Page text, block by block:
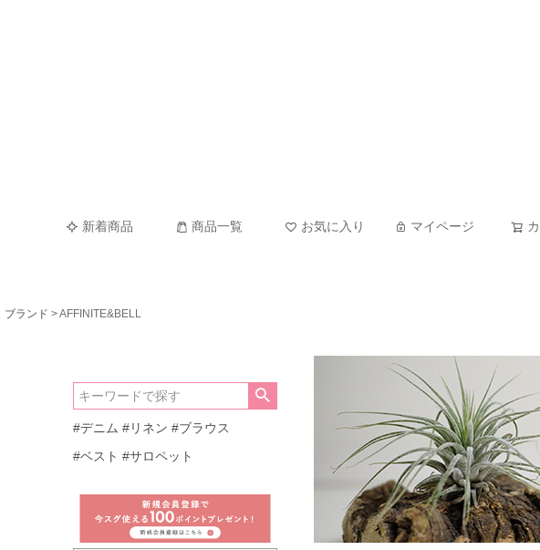
新着商品 商品一覧 お気に入り マイページ
ブランド AFFINITE&BELL
#デニム #リネン #ブラウス
#ベスト #サロペット